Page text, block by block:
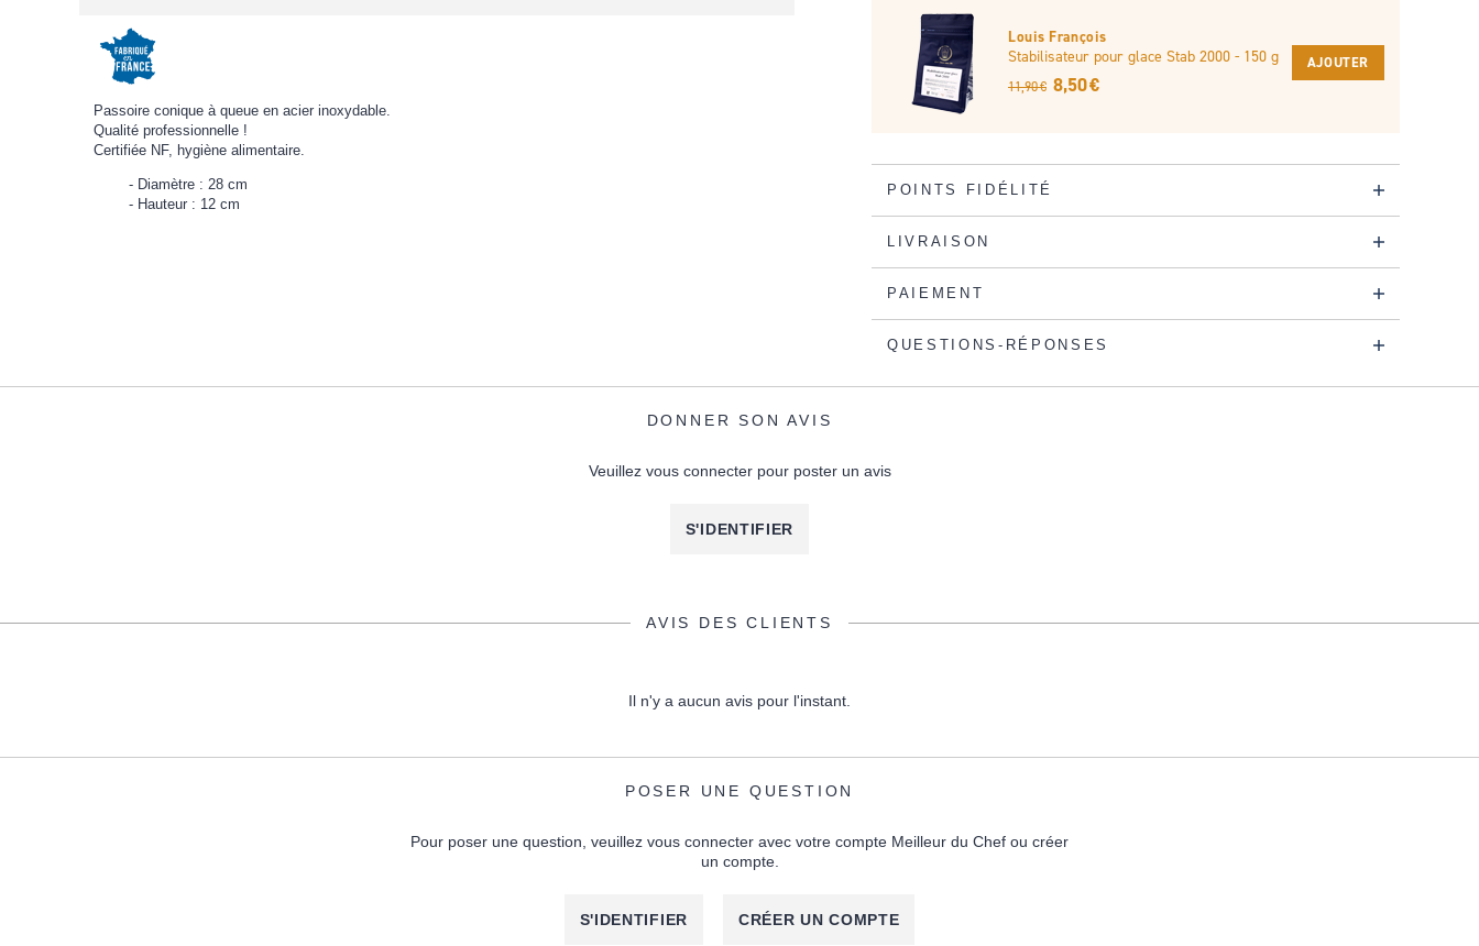
Passoire conique à queue en acier inoxydable.
Qualité professionnelle !
Certifiée NF, hygiène alimentaire.
Diamètre : 28 cm
Hauteur : 12 cm
Louis François
Stabilisateur pour glace Stab 2000 - 150 g
11,90 € 8,50 €
AJOUTER
POINTS FIDÉLITÉ
LIVRAISON
PAIEMENT
QUESTIONS-RÉPONSES
DONNER SON AVIS
Veuillez vous connecter pour poster un avis
S'IDENTIFIER
AVIS DES CLIENTS
Il n'y a aucun avis pour l'instant.
POSER UNE QUESTION
Pour poser une question, veuillez vous connecter avec votre compte Meilleur du Chef ou créer
un compte.
S'IDENTIFIER CRÉER UN COMPTE